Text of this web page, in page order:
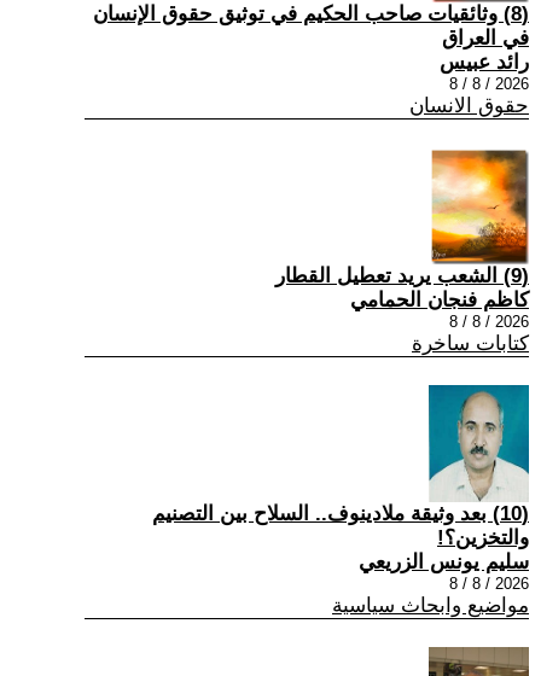
(8) وثائقيات صاحب الحكيم في توثيق حقوق الإنسان
في العراق
رائد عبيس
2026 / 8 / 8
حقوق الانسان
(9) الشعب يريد تعطيل القطار
كاظم فنجان الحمامي
2026 / 8 / 8
كتابات ساخرة
(10) بعد وثيقة ملادينوف.. السلاح بين التصنيم
والتخزين؟!
سليم يونس الزريعي
2026 / 8 / 8
مواضيع وابحاث سياسية